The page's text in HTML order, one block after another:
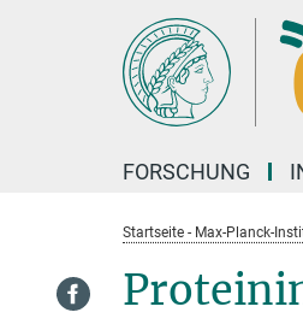
FORSCHUNG
Startseite - Max-Planck-